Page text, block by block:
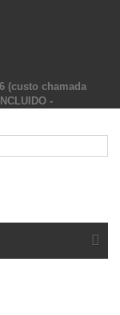
(custo chamada
-